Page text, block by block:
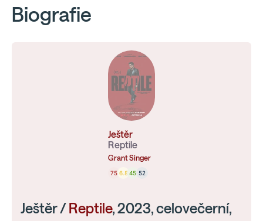
Biografie
Ještěr
Reptile
Grant Singer
75 6.8 45 52
Ještěr / Reptile, 2023, celovečerní,